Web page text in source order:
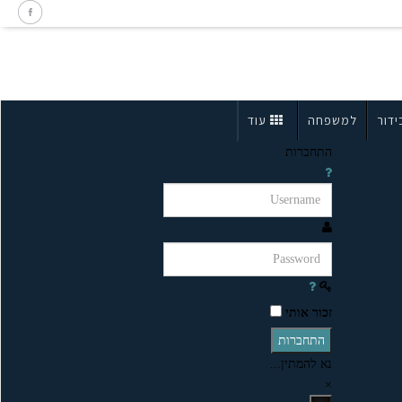
למשפחה עוד
התחברות
זכור אותי
התחברות
נא להמתין...
×